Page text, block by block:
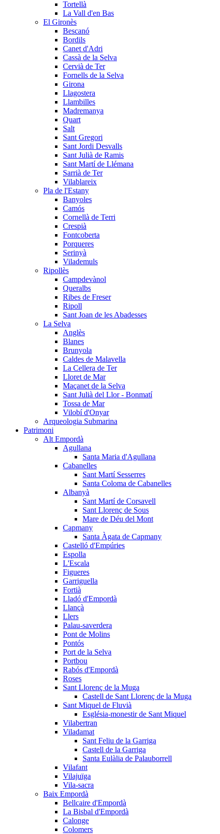
Tortellà
La Vall d'en Bas
El Gironès
Bescanó
Bordils
Canet d'Adri
Cassà de la Selva
Cervià de Ter
Fornells de la Selva
Girona
Llagostera
Llambilles
Madremanya
Quart
Salt
Sant Gregori
Sant Jordi Desvalls
Sant Julià de Ramis
Sant Martí de Llémana
Sarrià de Ter
Vilablareix
Pla de l'Estany
Banyoles
Camós
Cornellà de Terri
Crespià
Fontcoberta
Porqueres
Serinyà
Vilademuls
Ripollès
Campdevànol
Queralbs
Ribes de Freser
Ripoll
Sant Joan de les Abadesses
La Selva
Anglès
Blanes
Brunyola
Caldes de Malavella
La Cellera de Ter
Lloret de Mar
Maçanet de la Selva
Sant Julià del Llor - Bonmatí
Tossa de Mar
Vilobí d'Onyar
Arqueologia Submarina
Patrimoni
Alt Empordà
Agullana
Santa Maria d'Agullana
Cabanelles
Sant Martí Sesserres
Santa Coloma de Cabanelles
Albanyà
Sant Martí de Corsavell
Sant Llorenç de Sous
Mare de Déu del Mont
Capmany
Santa Àgata de Capmany
Castelló d'Empúries
Espolla
L'Escala
Figueres
Garriguella
Fortià
Lladó d'Empordà
Llançà
Llers
Palau-saverdera
Pont de Molins
Pontós
Port de la Selva
Portbou
Rabós d'Empordà
Roses
Sant Llorenç de la Muga
Castell de Sant Llorenç de la Muga
Sant Miquel de Fluvià
Església-monestir de Sant Miquel
Vilabertran
Viladamat
Sant Feliu de la Garriga
Castell de la Garriga
Santa Eulàlia de Palauborrell
Vilafant
Vilajuïga
Vila-sacra
Baix Empordà
Bellcaire d'Empordà
La Bisbal d'Empordà
Calonge
Colomers